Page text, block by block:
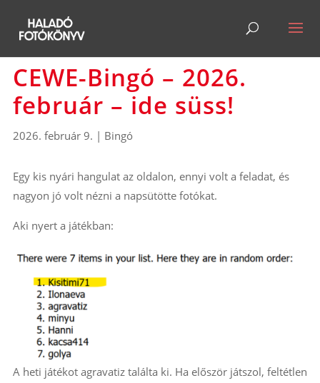
CEWE-Bingó – 2026.
február – ide süss!
2026. február 9. | Bingó
Egy kis nyári hangulat az oldalon, ennyi volt a feladat, és
nagyon jó volt nézni a napsütötte fotókat.
Aki nyert a játékban:
A heti játékot agravatiz találta ki. Ha először játszol, feltétlen